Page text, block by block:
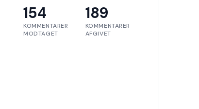
154
KOMMENTARER
MODTAGET
189
KOMMENTARER
AFGIVET